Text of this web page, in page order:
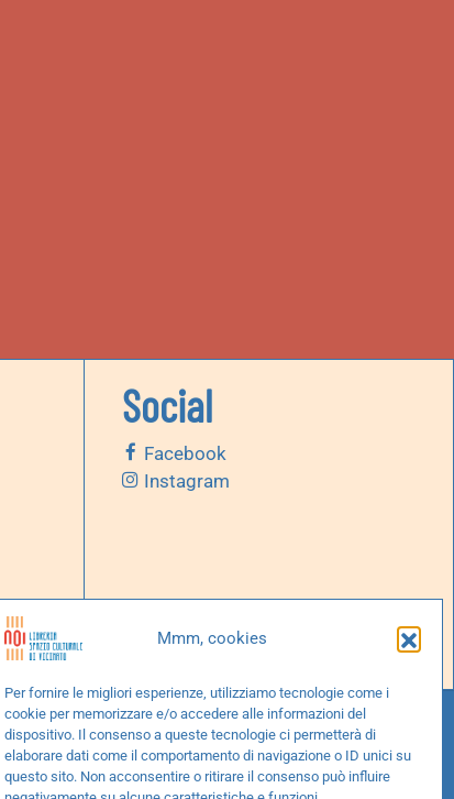
Mmm, cookies
Per fornire le migliori esperienze, utilizziamo tecnologie come i
cookie per memorizzare e/o accedere alle informazioni del
dispositivo. Il consenso a queste tecnologie ci permetterà di
elaborare dati come il comportamento di navigazione o ID unici su
questo sito. Non acconsentire o ritirare il consenso può influire
Social
Facebook
Instagram